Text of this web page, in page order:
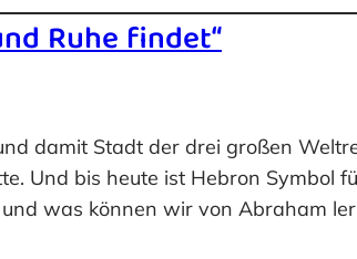
Ruhe findet“
damit Stadt der drei großen
Und bis heute ist Hebron Symbol
was können wir von Abraham